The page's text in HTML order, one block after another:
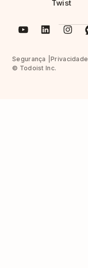
Twist
Segurança Privacidade
© Todoist Inc.